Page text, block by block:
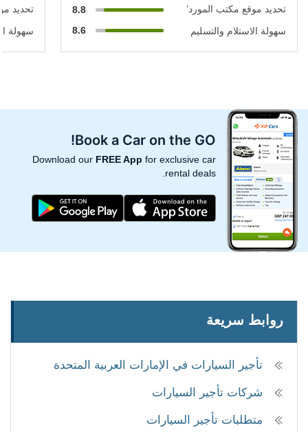
تحديد موقع مكتب المورد’
8.8
سهولة الاستلام والتسليم
8.6
تحديد
سهولة
Book a Car on the GO!
Download our FREE App for exclusive car
rental deals.
روابط سريعة
تأجير السيارات في الإمارات العربية المتحدة
شركات تأجير السيارات
متطلبات تأجير السيارات